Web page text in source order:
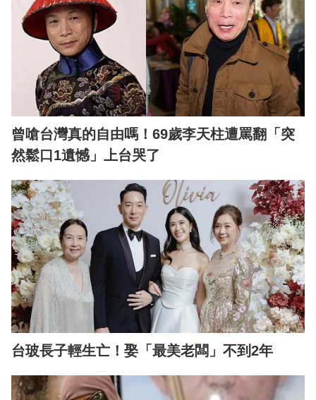
曾嗆台灣真的自由嗎！69歲李天柱遭罵翻「突
然鬆口1遺憾」上台哭了
台玻長子輕生亡！娶「最美老闆」不到2年